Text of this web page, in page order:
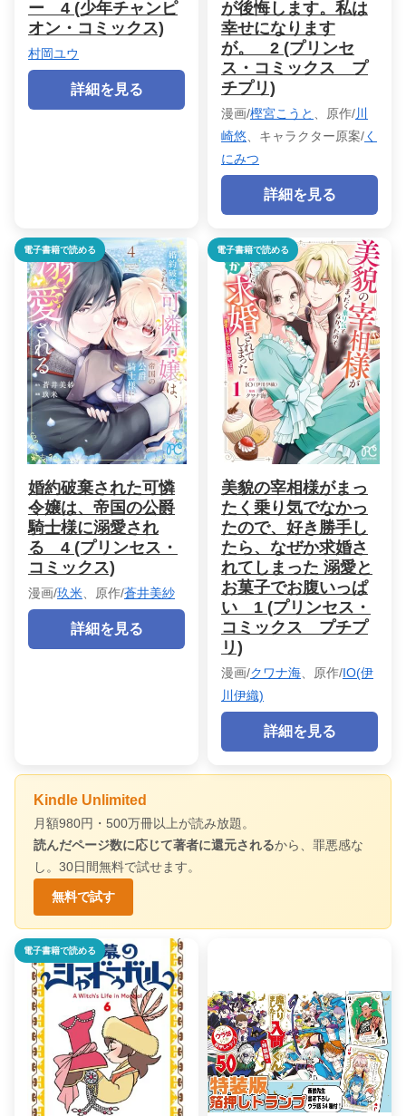
ー 4 (少年チャンピ
オン・コミックス)
村岡ユウ
詳細を見る
が後悔します。私は
幸せになります
が。 2 (プリンセ
ス・コミックス プ
チプリ)
漫画/樫宮こうと 、原作/川
崎悠 、キャラクター原案/く
にみつ
詳細を見る
電子書籍で読める
婚約破棄された可憐
令嬢は、帝国の公爵
騎士様に溺愛され
る 4 (プリンセス・
コミックス)
漫画/玖米 、原作/蒼井美紗
詳細を見る
電子書籍で読める
美貌の宰相様がまっ
たく乗り気でなかっ
たので、好き勝手し
たら、なぜか求婚さ
れてしまった 溺愛と
お菓子でお腹いっぱ
い 1 (プリンセス・
コミックス プチプ
リ)
漫画/クワナ海 、原作/IO(伊
川伊織)
詳細を見る
Kindle Unlimited
月額980円・500万冊以上が読み放題。
読んだページ数に応じて著者に還元されるから、罪悪感な
し。30日間無料で試せます。
無料で試す
電子書籍で読める